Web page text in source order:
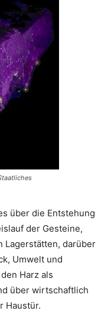
über die Entstehung
der Gesteine,
Lagerstätten, darüber
Umwelt und
Harz als
über wirtschaftlich
Haustür.